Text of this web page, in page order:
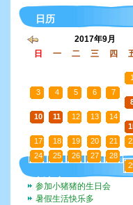
日历
2017年9月
日
一 二 三 四
1
3
4 5 6
7
10
11 12 13
14
17
18 19 20 21
24
25 26 27
28
新文章
参加小猪猪的生日会
暑假生活快乐多